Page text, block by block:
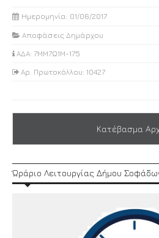
Ημερομηνία: 01/06/2017
Αποφάσεις Δημάρχου
ΑΔΑ: 7ΜΜ7Ω1Μ-175
Αρ. Πρωτοκόλλου: 10427
Κατέβασμα
Ώράριο Λειτουργίας Δήμου